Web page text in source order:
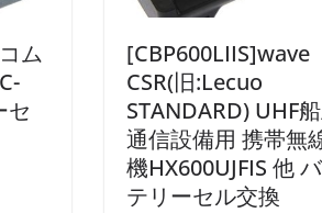
ム
セ
[CBP600LIIS]wave
CSR(旧:Lecuo
STANDARD) UHF
通信設備用 携帯無
機HX600UJFIS 他
テリーセル交換